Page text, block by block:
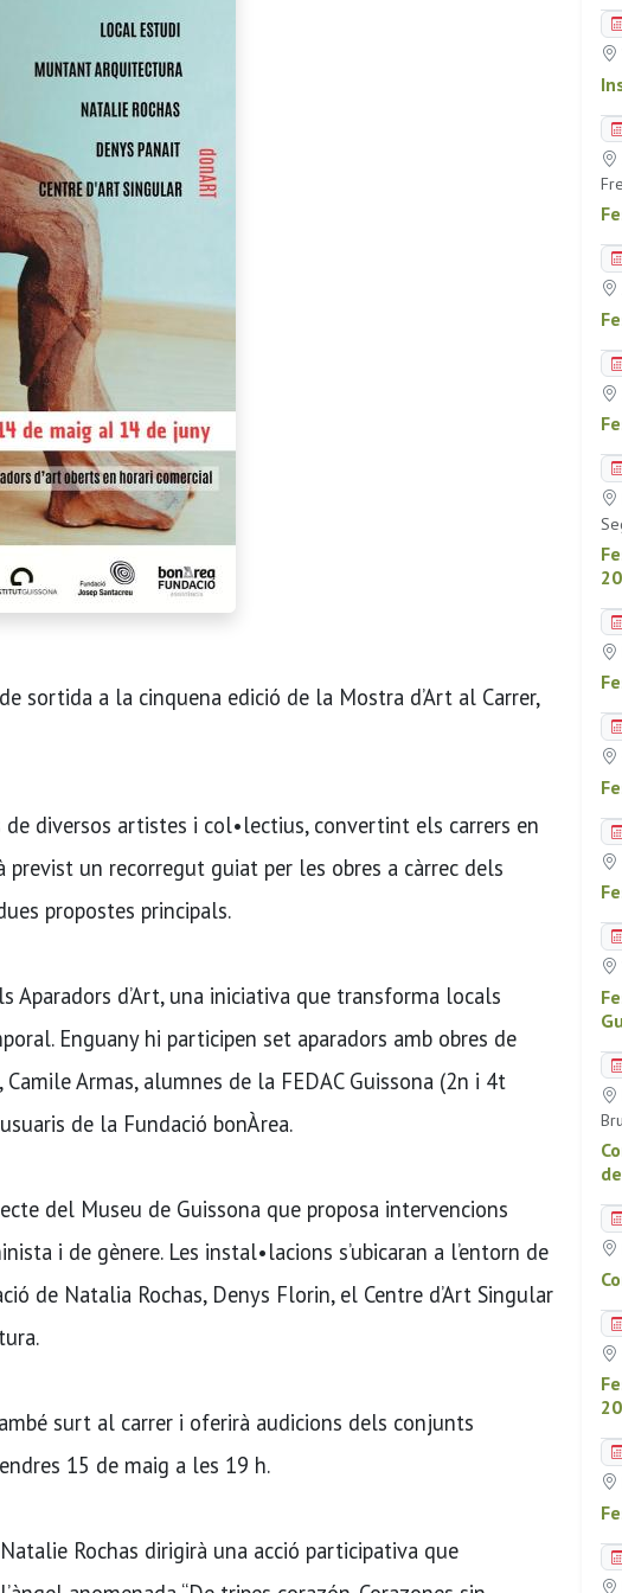
sortida a la cinquena edició de la Mostra d’Art al Carrer,
de diversos artistes i col•lectius, convertint els carrers en
un recorregut guiat per les obres a càrrec dels
propostes principals.
Aparadors d’Art, una iniciativa que transforma locals
Enguany hi participen set aparadors amb obres de
Armas, alumnes de la FEDAC Guissona (2n i 4t
de la Fundació bonÀrea.
del Museu de Guissona que proposa intervencions
i de gènere. Les instal•lacions s’ubicaran a l’entorn de
de Natalia Rochas, Denys Florin, el Centre d’Art Singular
surt al carrer i oferirà audicions dels conjunts
15 de maig a les 19 h.
Rochas dirigirà una acció participativa que